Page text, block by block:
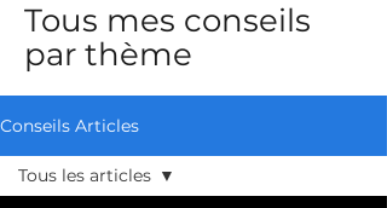
Tous mes conseils
par thème
Conseils Articles
Tous les articles